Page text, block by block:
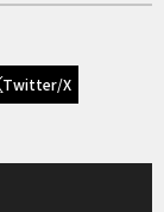
Twitter/X